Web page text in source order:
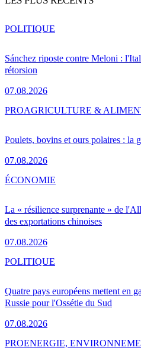
Sánchez riposte contre Meloni :
rétorsion
07.08.2026
POLITIQUE
Poulets, bovins et ours polaires : la
07.08.2026
PROAGRICULTURE &
La « résilience surprenante » de
des exportations chinoises
07.08.2026
ÉCONOMIE
Quatre pays européens mettent en
Russie pour l'Ossétie du Sud
07.08.2026
POLITIQUE
PROENERGIE,